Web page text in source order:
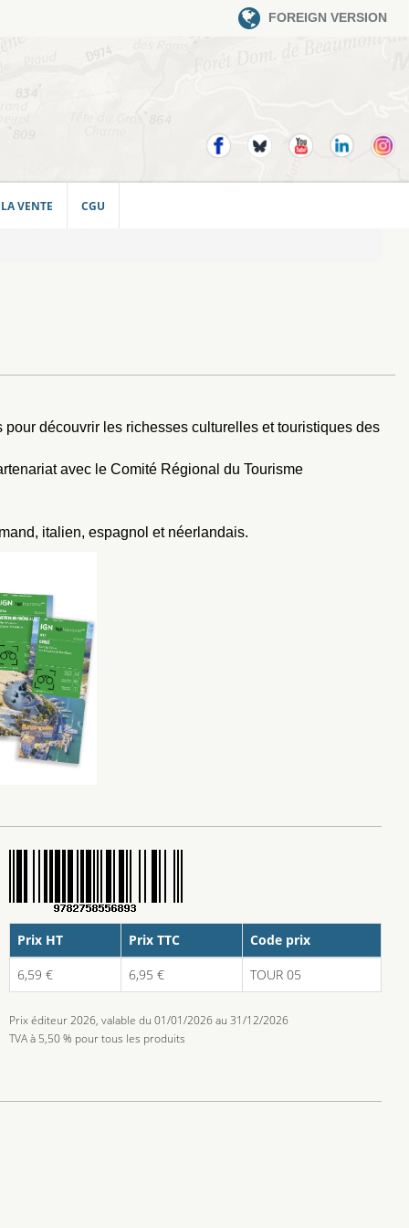
FOREIGN VERSION
VENTE CGU
découvrir les richesses culturelles et touristiques des
avec le Comité Régional du Tourisme
italien, espagnol et néerlandais.
Prix HT Prix TTC
Code prix
6,59 €
6,95 € TOUR 05
Prix éditeur 2026, valable du 01/01/2026 au 31/12/2026
TVA à 5,50 % pour tous les produits